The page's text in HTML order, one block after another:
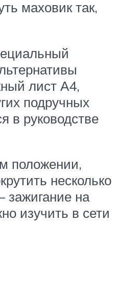
маховик так,
лист А4,
подручных
в руководстве
положении,
несколько
зажигание на
изучить в сети